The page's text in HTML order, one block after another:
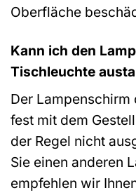
Oberfläche
Kann ich den
Tischleuchte
Der
fest mit dem
der Regel nicht
Sie einen anderen
empfehlen wir